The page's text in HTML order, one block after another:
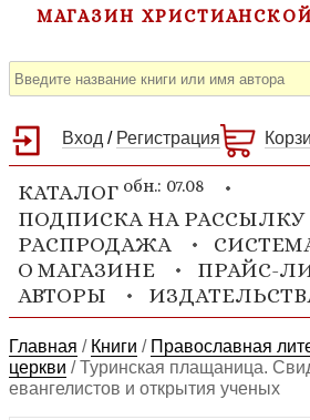
МАГАЗИН
Вход / Регистрация
КАТАЛОГ обн.: 07.08
ПОДПИСКА НА РАССЫЛКУ
РАСПРОДАЖА
О МАГАЗИНЕ
ПРАЙС-
АВТОРЫ
Главная / Книги / Православная
церкви /Туринская плащаница.
евангелистов и открытия ученых